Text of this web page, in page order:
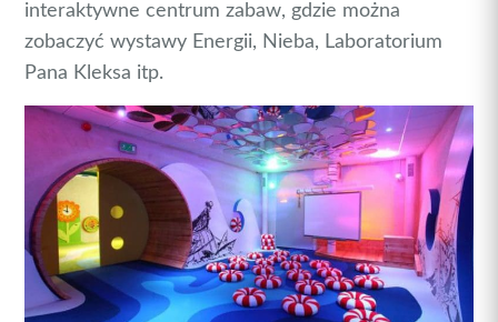
interaktywne centrum zabaw, gdzie można
zobaczyć wystawy Energii, Nieba, Laboratorium
Pana Kleksa itp.